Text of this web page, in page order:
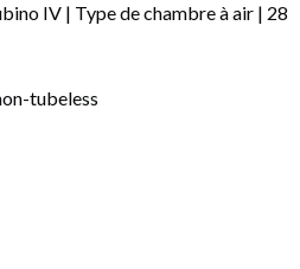
IV | Type de chambre à air | 28
tubeless